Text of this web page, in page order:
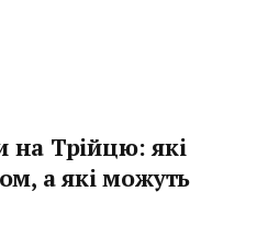
Трійцю: які
а які можуть